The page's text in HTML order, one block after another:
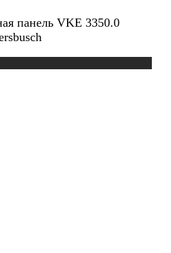
панель VKE 3350.0